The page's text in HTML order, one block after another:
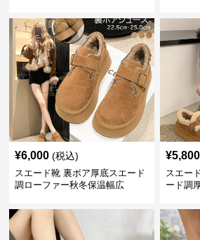
¥6,000 (税込)
スエード靴 裏ボア厚底スエード
調ローファー秋冬保温幅広
¥5,800
スエー
ード調